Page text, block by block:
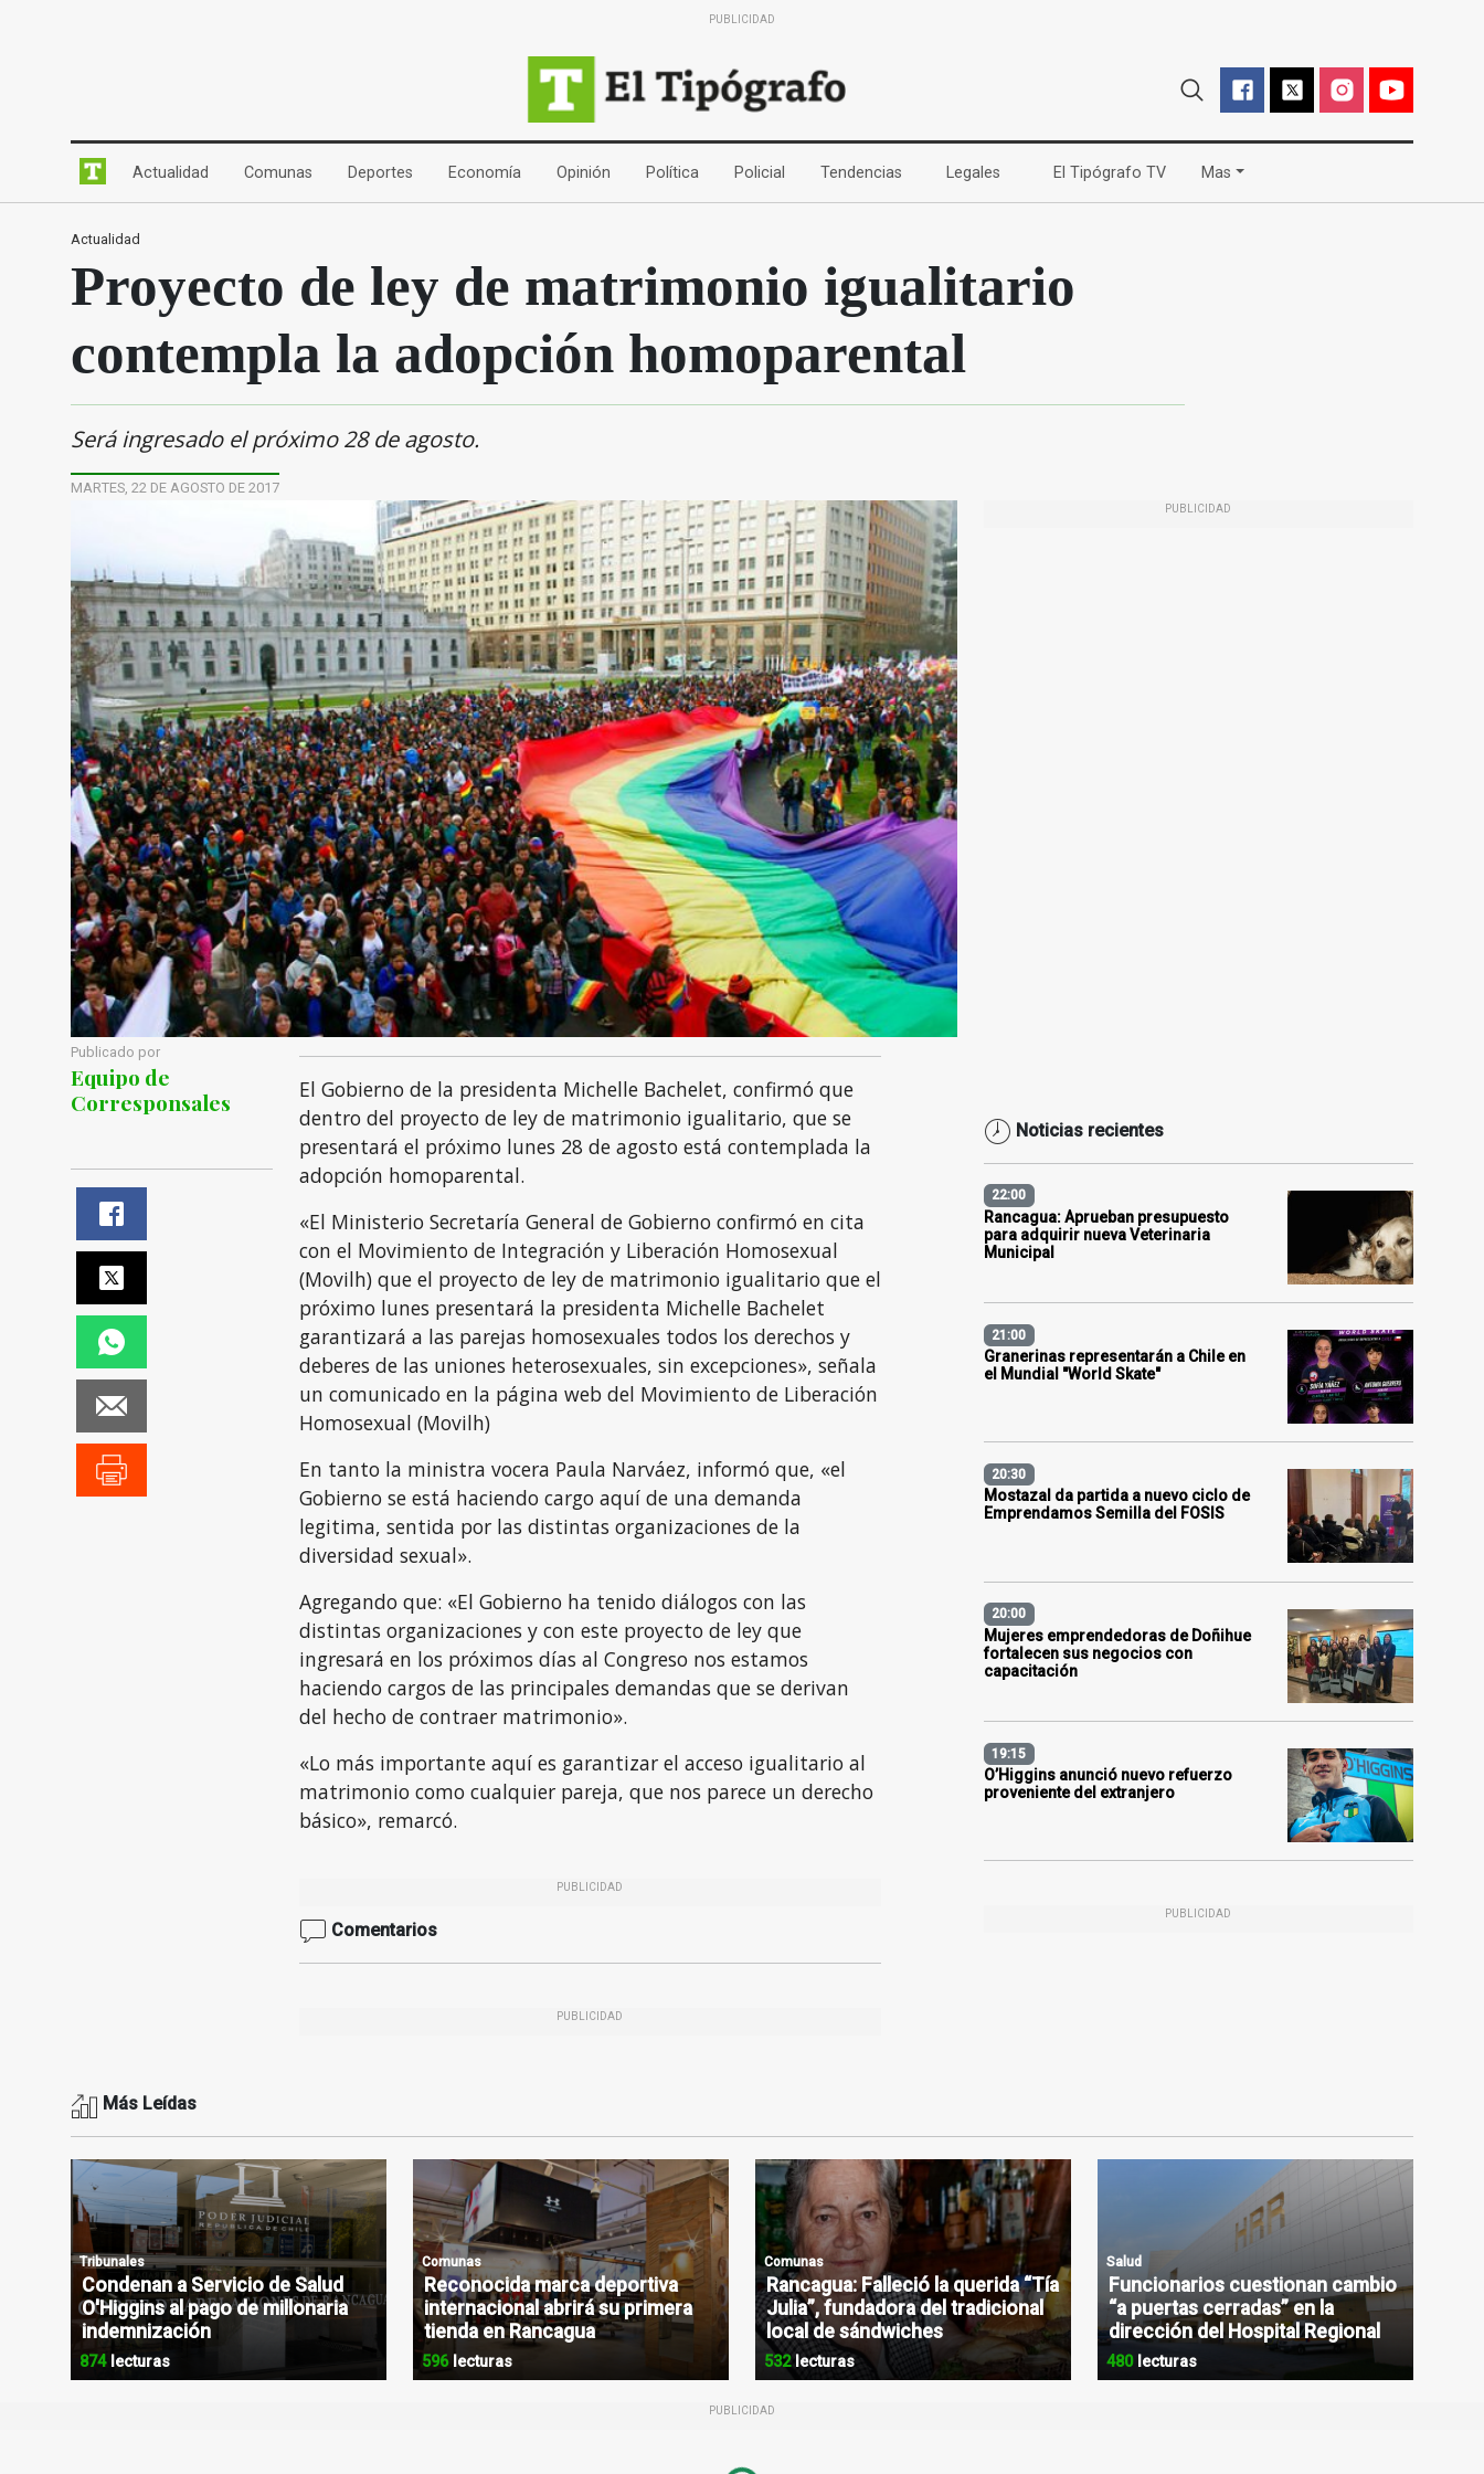
PUBLICIDAD
Actualidad (current)Comunas (current)Deportes (current)Economía (current)Opinión (current)Política (current)Policial (current)Tendencias (current)Legales (current)El Tipógrafo TV(current)
Mas
Actualidad
Proyecto de ley de matrimonio igualitario
contempla la adopción homoparental
Será ingresado el próximo 28 de agosto.
MARTES, 22 DE AGOSTO DE 2017
PUBLICIDAD
Publicado por
Equipo de
Corresponsales
El Gobierno de la presidenta Michelle Bachelet, confirmó que
dentro del proyecto de ley de matrimonio igualitario, que se
presentará el próximo lunes 28 de agosto está contemplada la
adopción homoparental.
«El Ministerio Secretaría General de Gobierno confirmó en cita
con el Movimiento de Integración y Liberación Homosexual
(Movilh) que el proyecto de ley de matrimonio igualitario que el
próximo lunes presentará la presidenta Michelle Bachelet
garantizará a las parejas homosexuales todos los derechos y
deberes de las uniones heterosexuales, sin excepciones», señala
un comunicado en la página web del Movimiento de Liberación
Homosexual (Movilh)
En tanto la ministra vocera Paula Narváez, informó que, «el
Gobierno se está haciendo cargo aquí de una demanda
legitima, sentida por las distintas organizaciones de la
diversidad sexual».
Agregando que: «El Gobierno ha tenido diálogos con las
distintas organizaciones y con este proyecto de ley que
ingresará en los próximos días al Congreso nos estamos
haciendo cargos de las principales demandas que se derivan
del hecho de contraer matrimonio».
«Lo más importante aquí es garantizar el acceso igualitario al
matrimonio como cualquier pareja, que nos parece un derecho
básico», remarcó.
PUBLICIDAD
Comentarios
PUBLICIDAD
Noticias recientes
22:00
Rancagua: Aprueban presupuesto
para adquirir nueva Veterinaria
Municipal
21:00
Granerinas representarán a Chile en
el Mundial "World Skate"
20:30
Mostazal da partida a nuevo ciclo de
Emprendamos Semilla del FOSIS
20:00
Mujeres emprendedoras de Doñihue
fortalecen sus negocios con
capacitación
19:15
O’Higgins anunció nuevo refuerzo
proveniente del extranjero
PUBLICIDAD
Más Leídas
Tribunales
Condenan a Servicio de Salud
O'Higgins al pago de millonaria
indemnización
874lecturas
Comunas
Reconocida marca deportiva
internacional abrirá su primera
tienda en Rancagua
596lecturas
Comunas
Rancagua: Falleció la querida “Tía
Julia”, fundadora del tradicional
local de sándwiches
532lecturas
Salud
Funcionarios cuestionan cambio
“a puertas cerradas” en la
dirección del Hospital Regional
480lecturas
PUBLICIDAD